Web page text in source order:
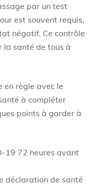
par un test
est souvent requis,
négatif. Ce contrôle
la santé de tous à
en règle avec le
à compléter
points à garder à
19 72 heures avant
déclaration de santé